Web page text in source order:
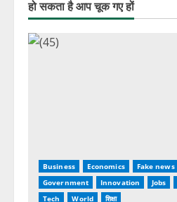
हो सकता है आप चूक गए हों
Business Economics Fake news
Government
Innovation Jobs
Tech
World शिक्षा